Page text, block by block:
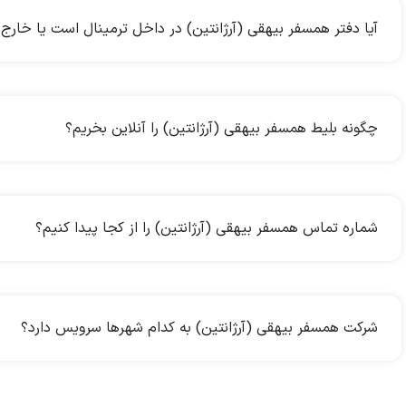
آیا دفتر همسفر بیهقی (آرژانتین) در داخل ترمینال است یا
چگونه بلیط همسفر بیهقی (آرژانتین) را آنلاین بخریم؟
شماره تماس همسفر بیهقی (آرژانتین) را از کجا پیدا کنیم؟
شرکت همسفر بیهقی (آرژانتین) به کدام شهرها سرویس دارد؟